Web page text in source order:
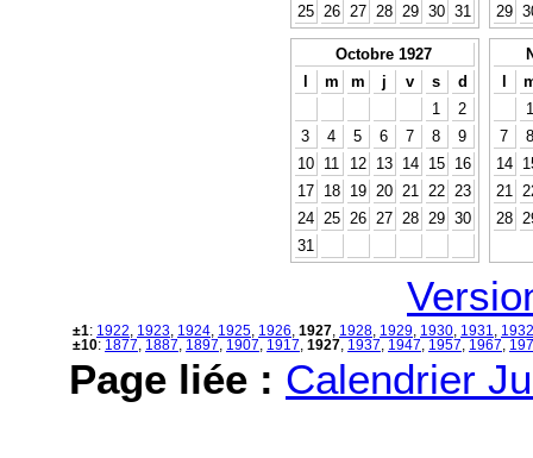
25
26 27 28 29 30 31
29
Octobre 1927
l
m m j v s
d
1
2
3
4 5 6 7 8
9
10
11 12 13 14 15
16
17
18 19 20 21 22
23
24
25 26 27 28 29 30
31
l
1
7
8
14
21
28
±1: 1922 1923 1924 1925 1926 1927 1928 1929 1930 1931
1932
±10: 1877 1887 1897 1907 1917 1927 1937 1947 1957 1967
Page liée : Calendrier